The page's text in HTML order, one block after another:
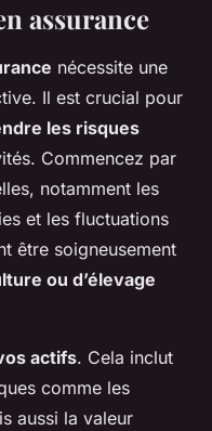
assurance
nécessite une
Il est crucial pour
les risques
Commencez par
notamment les
et les fluctuations
être soigneusement
ou d’élevage
actifs. Cela inclut
comme les
aussi la valeur